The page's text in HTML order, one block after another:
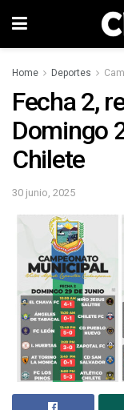
Home Deportes
Fecha 2,
Domingo
Chilete
30 junio, 2025